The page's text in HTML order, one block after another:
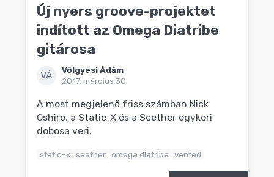
Új nyers groove-projektet
indított az Omega Diatribe
gitárosa
VÁ
Völgyesi Ádám
2017. március 30.
A most megjelenő friss számban Nick
Oshiro, a Static-X és a Seether egykori
dobosa veri.
static-x seether omega diatribe vented